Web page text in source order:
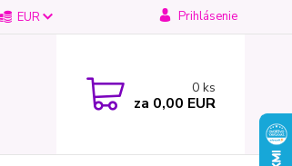
EUR Prihlásenie
0 ks
za 0,00 EUR